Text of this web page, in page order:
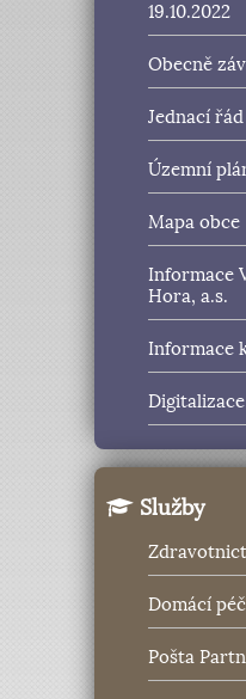
19.10.2022
Obecně
Jednací
Územní
Mapa obce
Informace
Hora, a.s.
Informace
Služby
Domácí
Pošta